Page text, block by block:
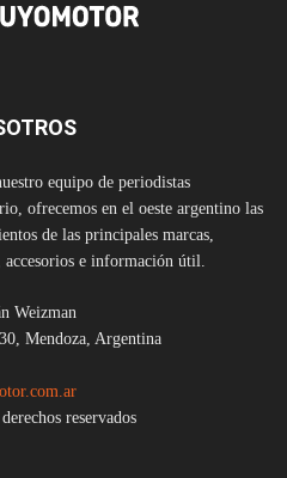
equipo de periodistas
ofrecemos en el oeste argentino las
de las principales marcas,
accesorios e información útil.
Weizman
Mendoza, Argentina
reservados